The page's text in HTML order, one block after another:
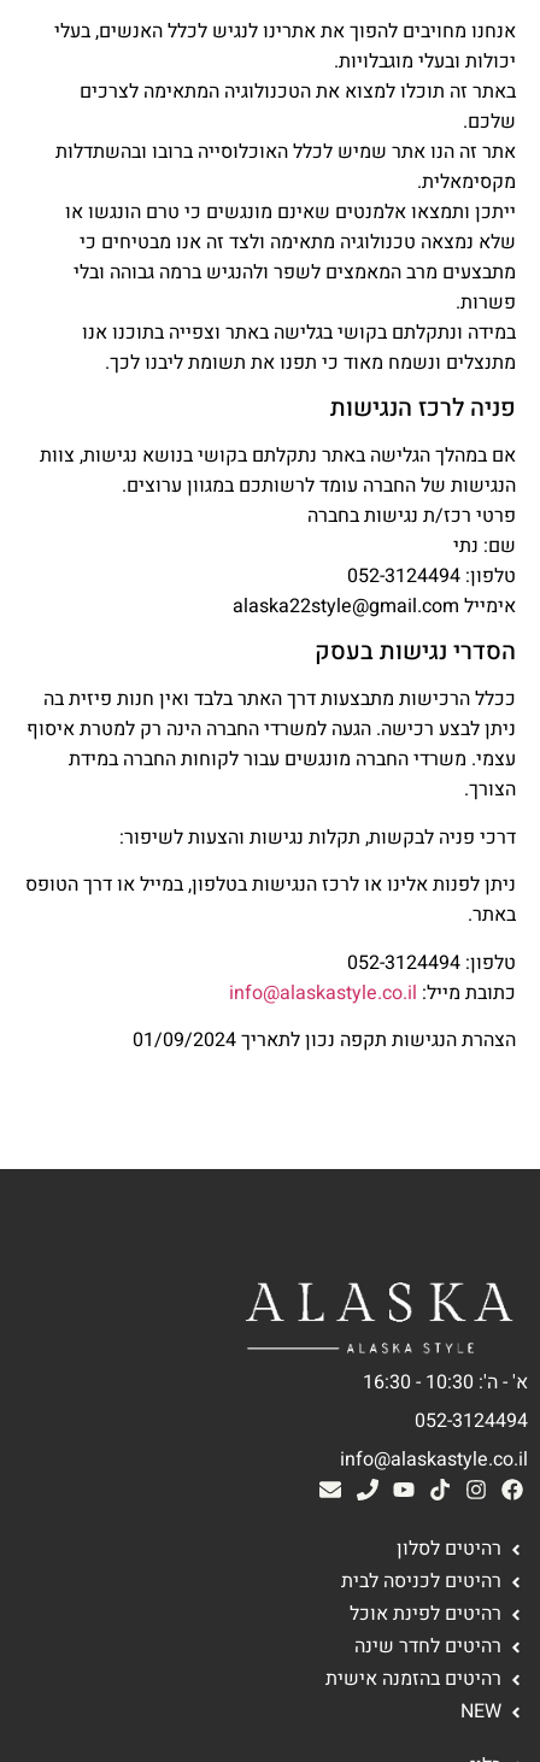
אנחנו מחויבים להפוך את אתרינו לנגיש לכלל האנשים, בעלי
יכולות ובעלי מוגבלויות.
באתר זה תוכלו למצוא את הטכנולוגיה המתאימה לצרכים
שלכם.
אתר זה הנו אתר שמיש לכלל האוכלוסייה ברובו ובהשתדלות
מקסימאלית.
ייתכן ותמצאו אלמנטים שאינם מונגשים כי טרם הונגשו או
שלא נמצאה טכנולוגיה מתאימה ולצד זה אנו מבטיחים כי
מתבצעים מרב המאמצים לשפר ולהנגיש ברמה גבוהה ובלי
פשרות.
במידה ונתקלתם בקושי בגלישה באתר וצפייה בתוכנו אנו
מתנצלים ונשמח מאוד כי תפנו את תשומת ליבנו לכך.
פניה לרכז הנגישות
אם במהלך הגלישה באתר נתקלתם בקושי בנושא נגישות, צוות
הנגישות של החברה עומד לרשותכם במגוון ערוצים.
פרטי רכז/ת נגישות בחברה
שם: נתי
טלפון: 052-3124494
אימייל alaska22style@gmail.com
הסדרי נגישות בעסק
ככלל הרכישות מתבצעות דרך האתר בלבד ואין חנות פיזית בה
ניתן לבצע רכישה. הגעה למשרדי החברה הינה רק למטרת איסוף
עצמי. משרדי החברה מונגשים עבור לקוחות החברה במידת
הצורך.
דרכי פניה לבקשות, תקלות נגישות והצעות לשיפור:
ניתן לפנות אלינו או לרכז הנגישות בטלפון, במייל או דרך הטופס
באתר.
טלפון: 052-3124494
כתובת מייל: info@alaskastyle.co.il
הצהרת הנגישות תקפה נכון לתאריך 01/09/2024
א' - ה': 10:30 - 16:30
052-3124494
info@alaskastyle.co.il
רהיטים לסלון
רהיטים לכניסה לבית
רהיטים לפינת אוכל
רהיטים לחדר שינה
רהיטים בהזמנה אישית
NEW